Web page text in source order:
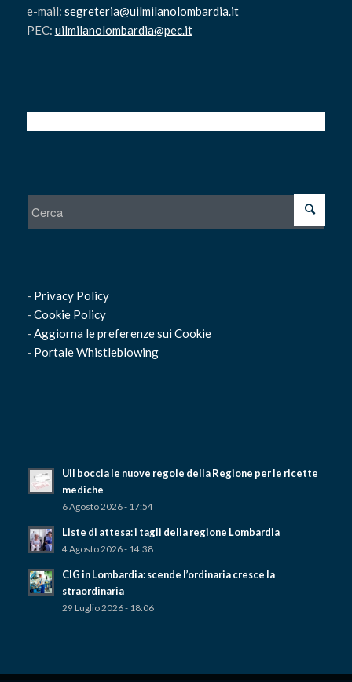
e-mail: segreteria@uilmilanolombardia.it
PEC: uilmilanolombardia@pec.it
- Privacy Policy
- Cookie Policy
- Aggiorna le preferenze sui Cookie
- Portale Whistleblowing
Uil boccia le nuove regole della Regione per le ricette
mediche
6 Agosto 2026 - 17:54
Liste di attesa: i tagli della regione Lombardia
4 Agosto 2026 - 14:38
CIG in Lombardia: scende l’ordinaria cresce la
straordinaria
29 Luglio 2026 - 18:06